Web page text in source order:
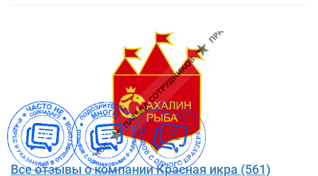
Все отзывы о компании Красная икра (561)